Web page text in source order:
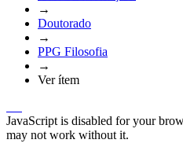
→
Doutorado
→
PPG Filosofia
→
Ver ítem
JavaScript is disabled for your
may not work without it.